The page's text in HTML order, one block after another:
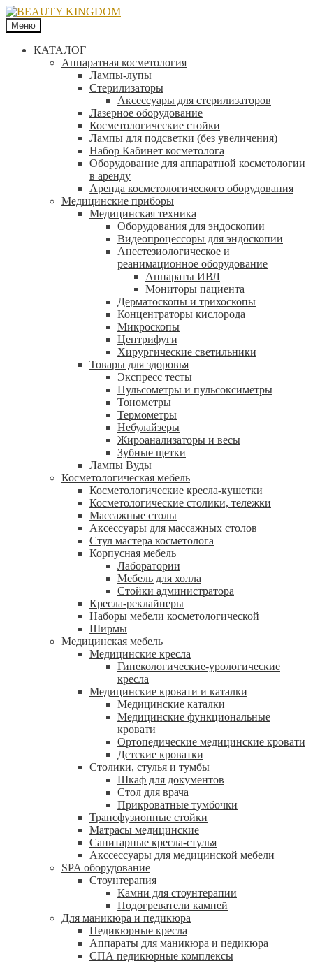
Меню
КАТАЛОГ
Аппаратная косметология
Лампы-лупы
Стерилизаторы
Аксессуары для стерилизаторов
Лазерное оборудование
Косметологические стойки
Лампы для подсветки (без увеличения)
Набор Кабинет косметолога
Оборудование для аппаратной косметологии
в аренду
Аренда косметологического оборудования
Медицинские приборы
Медицинская техника
Оборудования для эндоскопии
Видеопроцессоры для эндоскопии
Анестезиологическое и
реанимационное оборудование
Аппараты ИВЛ
Мониторы пациента
Дерматоскопы и трихоскопы
Концентраторы кислорода
Микроскопы
Центрифуги
Xирургические светильники
Товары для здоровья
Экспресс тесты
Пульсометры и пульсоксиметры
Тонометры
Термометры
Небулайзеры
Жироанализаторы и весы
Зубные щетки
Лампы Вуды
Косметологическая мебель
Косметологические кресла-кушетки
Косметологические столики, тележки
Массажные столы
Аксессуары для массажных столов
Стул мастера косметолога
Корпусная мебель
Лаборатории
Мебель для холла
Стойки администратора
Кресла-реклайнеры
Наборы мебели косметологической
Ширмы
Медицинская мебель
Медицинские кресла
Гинекологические-урологические
кресла
Медицинские кровати и каталки
Медицинские каталки
Медицинские функциональные
кровати
Ортопедические медицинские кровати
Детские кроватки
Столики, стулья и тумбы
Шкаф для документов
Стол для врача
Прикроватные тумбочки
Трансфузионные стойки
Матрасы медицинские
Санитарные кресла-стулья
Акссессуары для медицинской мебели
SPA оборудование
Стоунтерапия
Камни для стоунтерапии
Подогреватели камней
Для маникюра и педикюра
Педикюрные кресла
Аппараты для маникюра и педикюра
СПА педикюрные комплексы